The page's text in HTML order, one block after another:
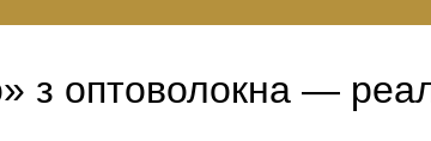
з оптоволокна —